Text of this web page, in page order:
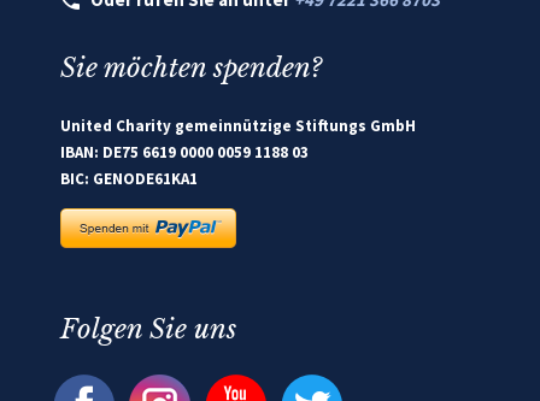
Sie möchten spenden?
United Charity gemeinnützige Stiftungs GmbH
IBAN: DE75 6619 0000 0059 1188 03
BIC: GENODE61KA1
Folgen Sie uns